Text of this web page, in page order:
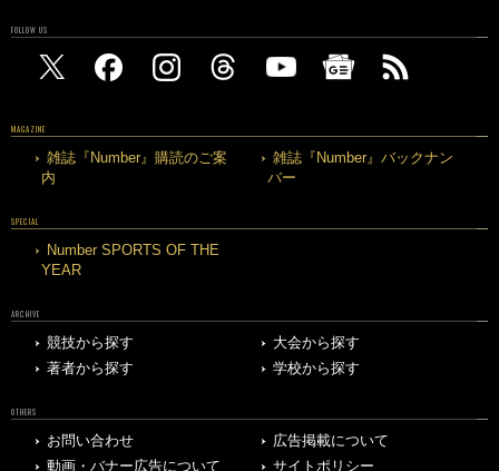
FOLLOW US
MAGAZINE
雑誌『Number』購読のご案
内
雑誌『Number』バックナン
バー
SPECIAL
Number SPORTS OF THE
YEAR
ARCHIVE
競技から探す
大会から探す
著者から探す
学校から探す
OTHERS
お問い合わせ
広告掲載について
動画・バナー広告について
サイトポリシー